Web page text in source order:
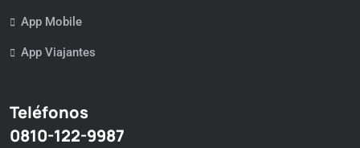
App Mobile
App Viajantes
Teléfonos
0810-122-9987